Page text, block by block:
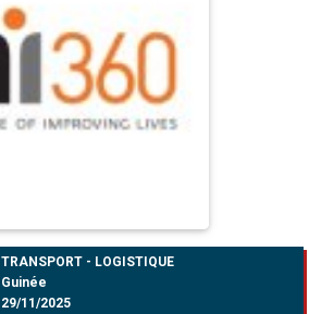
TRANSPORT - LOGISTIQUE
Guinée
29/11/2025